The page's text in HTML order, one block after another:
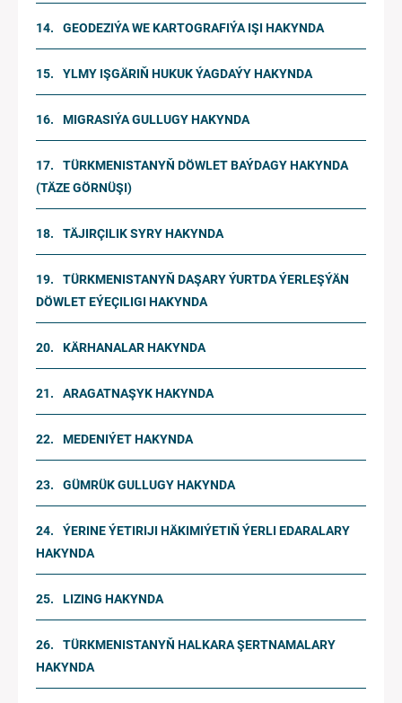
GEODEZIÝA WE KARTOGRAFIÝA IŞI HAKYNDA
YLMY IŞGÄRIŇ HUKUK ÝAGDAÝY HAKYNDA
MIGRASIÝA GULLUGY HAKYNDA
TÜRKMENISTANYŇ DÖWLET BAÝDAGY HAKYNDA
(TÄZE GÖRNÜŞI)
TÄJIRÇILIK SYRY HAKYNDA
TÜRKMENISTANYŇ DAŞARY ÝURTDA ÝERLEŞÝÄN
DÖWLET EÝEÇILIGI HAKYNDA
KÄRHANALAR HAKYNDA
ARAGATNAŞYK HAKYNDA
MEDENIÝET HAKYNDA
GÜMRÜK GULLUGY HAKYNDA
ÝERINE ÝETIRIJI HÄKIMIÝETIŇ ÝERLI EDARALARY
HAKYNDA
LIZING HAKYNDA
TÜRKMENISTANYŇ HALKARA ŞERTNAMALARY
HAKYNDA